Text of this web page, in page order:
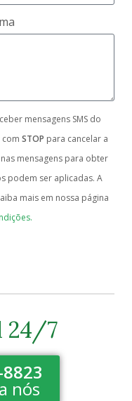
mensagens SMS do
STOP para cancelar a
nas mensagens para obter
podem ser aplicadas. A
mais em nossa página
24/7
nós